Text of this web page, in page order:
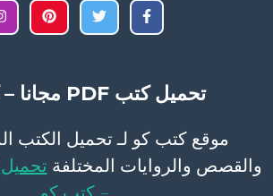
تحميل كتب PDF مجانا – كتب كو
والقصص والروايات المختلفة